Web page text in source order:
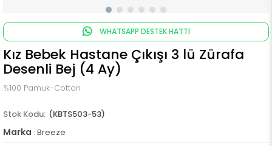
WHATSAPP DESTEK HATTI
Kız Bebek Hastane Çıkışı 3 lü Zürafa
Desenli Bej (4 Ay)
%100 Pamuk-Cotton
(KBTS503-53)
Marka : Breeze